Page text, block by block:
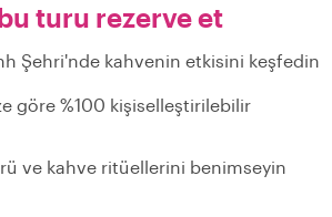
turu rezerve et
Şehri'nde kahvenin etkisini keşfedin
göre %100 kişiselleştirilebilir
ve kahve ritüellerini benimseyin